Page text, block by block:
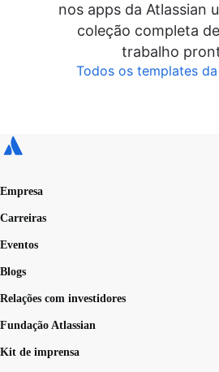
nos apps da Atlassian
coleção completa
trabalho
Todos os templates
Empresa
Carreiras
Eventos
Blogs
Relações com investidores
Fundação Atlassian
Kit de imprensa